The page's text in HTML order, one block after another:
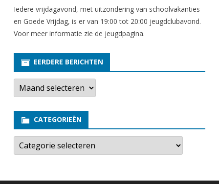
Iedere vrijdagavond, met uitzondering van schoolvakanties
en Goede Vrijdag, is er van 19:00 tot 20:00 jeugdclubavond.
Voor meer informatie zie de jeugdpagina.
EERDERE BERICHTEN
E
r
e
e
b
r
CATEGORIEËN
C
t
o